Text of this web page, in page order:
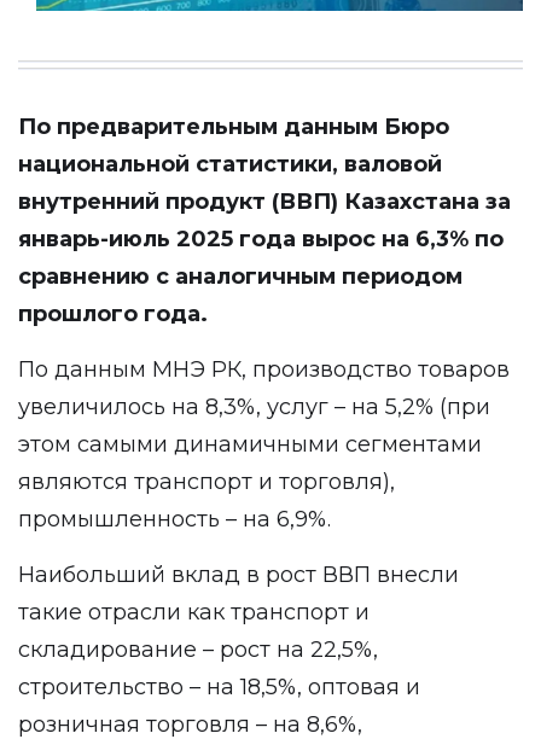
По предварительным данным Бюро
национальной статистики, валовой
внутренний продукт (ВВП) Казахстана за
январь-июль 2025 года вырос на 6,3% по
сравнению с аналогичным периодом
прошлого года.
По данным МНЭ РК, производство товаров
увеличилось на 8,3%, услуг – на 5,2% (при
этом самыми динамичными сегментами
являются транспорт и торговля),
промышленность – на 6,9%.
Наибольший вклад в рост ВВП внесли
такие отрасли как транспорт и
складирование – рост на 22,5%,
строительство – на 18,5%, оптовая и
розничная торговля – на 8,6%,